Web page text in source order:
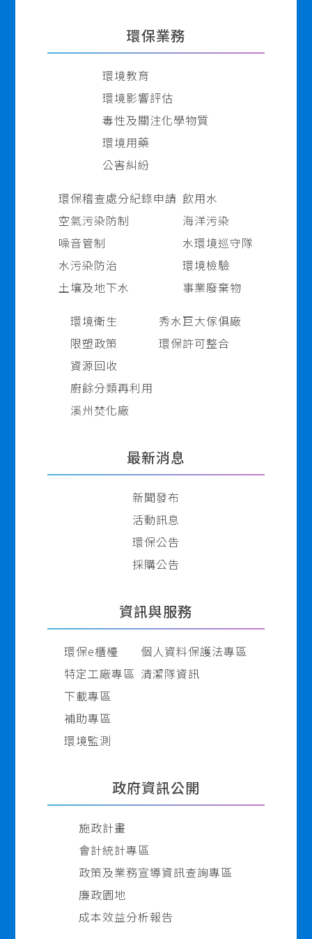
環保業務
環境教育
環境影響評估
毒性及關注化學物質
環境用藥
公害糾紛
環保稽查處分紀錄申請
空氣污染防制
噪音管制
水污染防治
土壤及地下水
飲用水
海洋污染
水環境巡守隊
環境檢驗
事業廢棄物
環境衛生
限塑政策
資源回收
廚餘分類再利用
溪州焚化廠
秀水巨大傢俱廠
環保許可整合
最新消息
新聞發布
活動訊息
環保公告
採購公告
資訊與服務
環保e櫃檯
特定工廠專區
下載專區
補助專區
環境監測
個人資料保護法專區
清潔隊資訊
政府資訊公開
施政計畫
會計統計專區
政策及業務宣導資訊查詢專區
廉政園地
成本效益分析報告